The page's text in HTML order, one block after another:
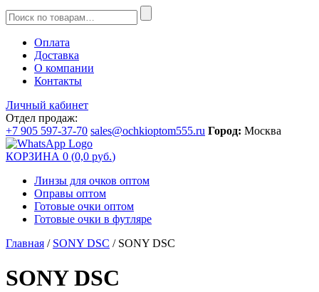
Оплата
Доставка
О компании
Контакты
Личный кабинет
Отдел продаж:
+7 905 597-37-70 sales@ochkioptom555.ru Город: Москва
КОРЗИНА 0 (0,0 руб.)
Линзы для очков оптом
Оправы оптом
Готовые очки оптом
Готовые очки в футляре
Главная / SONY DSC / SONY DSC
SONY DSC